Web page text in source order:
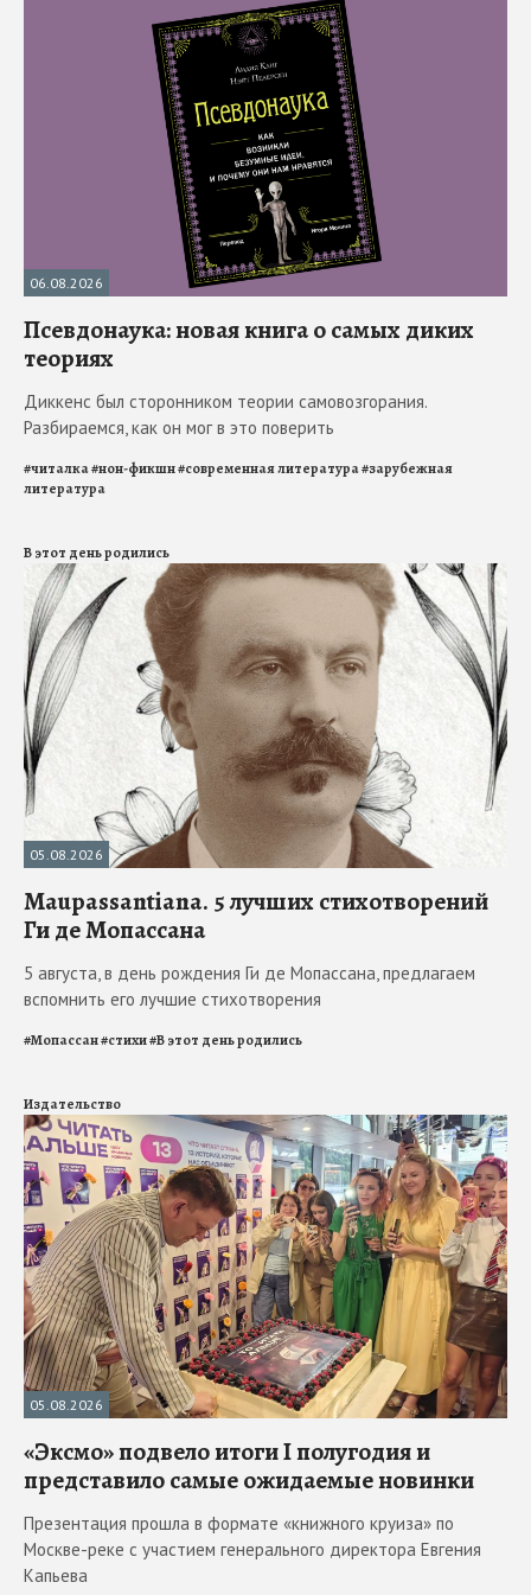
06.08.2026
Псевдонаука: новая книга о самых диких
теориях
Диккенс был сторонником теории самовозгорания.
Разбираемся, как он мог в это поверить
#читалка#нон-фикшн#современная литература#зарубежная
литература
В этот день родились
05.08.2026
Maupassantiana. 5 лучших стихотворений
Ги де Мопассана
5 августа, в день рождения Ги де Мопассана, предлагаем
вспомнить его лучшие стихотворения
#Мопассан#стихи#В этот день родились
Издательство
05.08.2026
«Эксмо» подвело итоги I полугодия и
представило самые ожидаемые новинки
Презентация прошла в формате «книжного круиза» по
Москве-реке с участием генерального директора Евгения
Капьева